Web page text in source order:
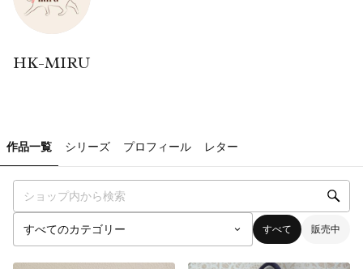
HK-MIRU
作品一覧 シリーズ プロフィール レター
すべて 販売中